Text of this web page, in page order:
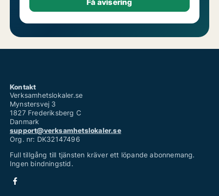
Kontakt
Verksamhetslokaler.se
Mynstersvej 3
1827 Frederiksberg C
Danmark
support@verksamhetslokaler.se
Org. nr: DK32147496
Full tillgång till tjänsten kräver ett löpande abonnemang.
Ingen bindningstid.